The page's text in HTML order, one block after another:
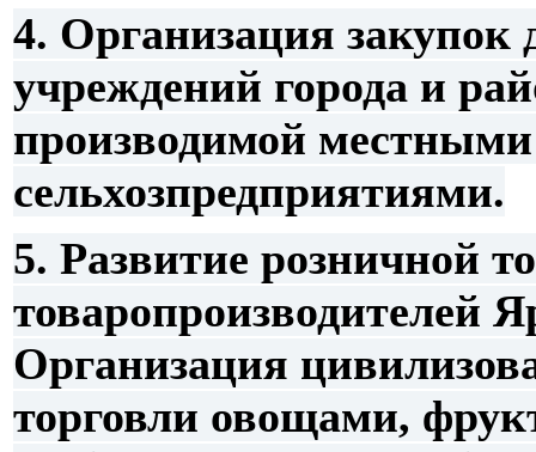
4. Организация
учреждений города и
производимой
сельхозпредприятиями.
5. Развитие розничной
товаропроизводителей
Организация
торговли овощами,